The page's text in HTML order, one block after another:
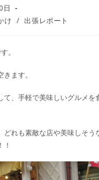
日
け / 出張レポート
。
ます。
て、手軽で美味しいグルメを
どれも素敵な店や美味しそう